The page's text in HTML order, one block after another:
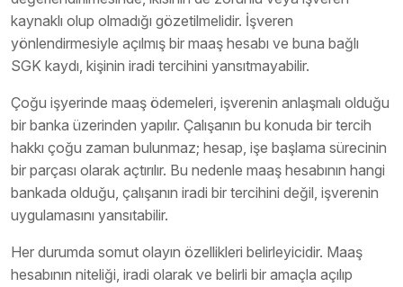
kaynaklı olup olmadığı gözetilmelidir. İşveren
yönlendirmesiyle açılmış bir maaş hesabı ve buna bağlı
SGK kaydı, kişinin iradi tercihini yansıtmayabilir.
Çoğu işyerinde maaş ödemeleri, işverenin anlaşmalı olduğu
bir banka üzerinden yapılır. Çalışanın bu konuda bir tercih
hakkı çoğu zaman bulunmaz; hesap, işe başlama sürecinin
bir parçası olarak açtırılır. Bu nedenle maaş hesabının hangi
bankada olduğu, çalışanın iradi bir tercihini değil, işverenin
uygulamasını yansıtabilir.
Her durumda somut olayın özellikleri belirleyicidir. Maaş
hesabının niteliği, iradi olarak ve belirli bir amaçla açılıp